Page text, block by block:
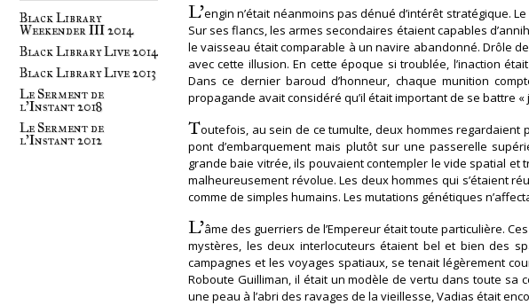
Black Library
Weekender III 2014
Black Library Live 2014
Black Library Live 2013
Le Serment de
l'Instant 2018
Le Serment de
l'Instant 2012
L’engin n’était néanmoins pas dénué d’intérêt stratégique.
Sur ses flancs, les armes secondaires étaient capables
le vaisseau était comparable à un navire abandonné. Drôle
avec cette illusion. En cette époque si troublée, l’inaction
Dans ce dernier baroud d’honneur, chaque munition
propagande avait considéré qu’il était important de se battre «
Toutefois, au sein de ce tumulte, deux hommes regardaient
pont d’embarquement mais plutôt sur une passerelle
grande baie vitrée, ils pouvaient contempler le vide spatial et
malheureusement révolue. Les deux hommes qui s’étaient
comme de simples humains. Les mutations génétiques
L’âme des guerriers de l’Empereur était toute particulière.
mystères, les deux interlocuteurs étaient bel et bien des
campagnes et les voyages spatiaux, se tenait légèrement
Roboute Guilliman, il était un modèle de vertu dans toute sa
une peau à l’abri des ravages de la vieillesse, Vadias était